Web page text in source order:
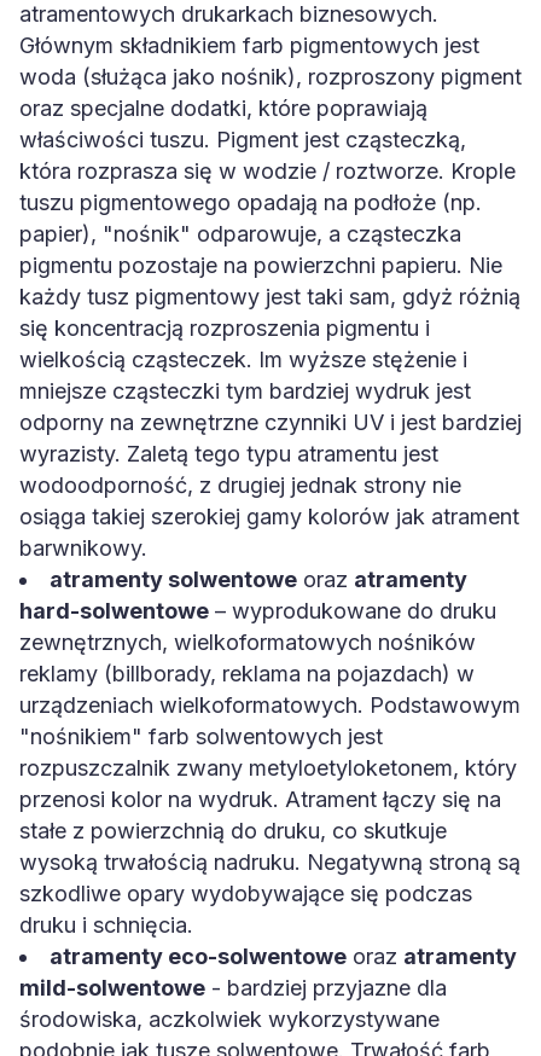
atramentowych drukarkach biznesowych.
Głównym składnikiem farb pigmentowych jest
woda (służąca jako nośnik), rozproszony pigment
oraz specjalne dodatki, które poprawiają
właściwości tuszu. Pigment jest cząsteczką,
która rozprasza się w wodzie / roztworze. Krople
tuszu pigmentowego opadają na podłoże (np.
papier), "nośnik" odparowuje, a cząsteczka
pigmentu pozostaje na powierzchni papieru. Nie
każdy tusz pigmentowy jest taki sam, gdyż różnią
się koncentracją rozproszenia pigmentu i
wielkością cząsteczek. Im wyższe stężenie i
mniejsze cząsteczki tym bardziej wydruk jest
odporny na zewnętrzne czynniki UV i jest bardziej
wyrazisty. Zaletą tego typu atramentu jest
wodoodporność, z drugiej jednak strony nie
osiąga takiej szerokiej gamy kolorów jak atrament
barwnikowy.
atramenty solwentowe oraz atramenty
hard-solwentowe – wyprodukowane do druku
zewnętrznych, wielkoformatowych nośników
reklamy (billborady, reklama na pojazdach) w
urządzeniach wielkoformatowych. Podstawowym
"nośnikiem" farb solwentowych jest
rozpuszczalnik zwany metyloetyloketonem, który
przenosi kolor na wydruk. Atrament łączy się na
stałe z powierzchnią do druku, co skutkuje
wysoką trwałością nadruku. Negatywną stroną są
szkodliwe opary wydobywające się podczas
druku i schnięcia.
atramenty eco-solwentowe oraz atramenty
mild-solwentowe - bardziej przyjazne dla
środowiska, aczkolwiek wykorzystywane
podobnie jak tusze solwentowe. Trwałość farb